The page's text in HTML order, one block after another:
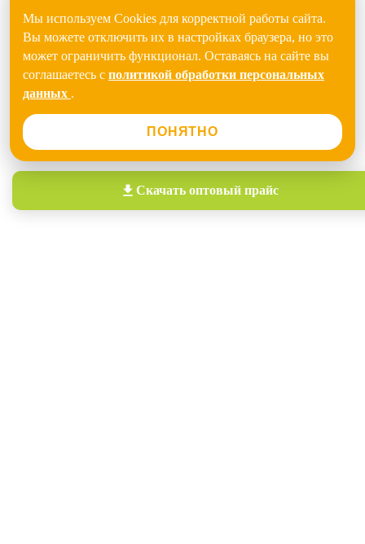
Мы используем Cookies для корректной работы сайта.
Вы можете отключить их в настройках браузера, но это
может ограничить функционал. Оставаясь на сайте вы
соглашаетесь с политикой обработки персональных
данных .
ПОНЯТНО
Скачать оптовый прайс